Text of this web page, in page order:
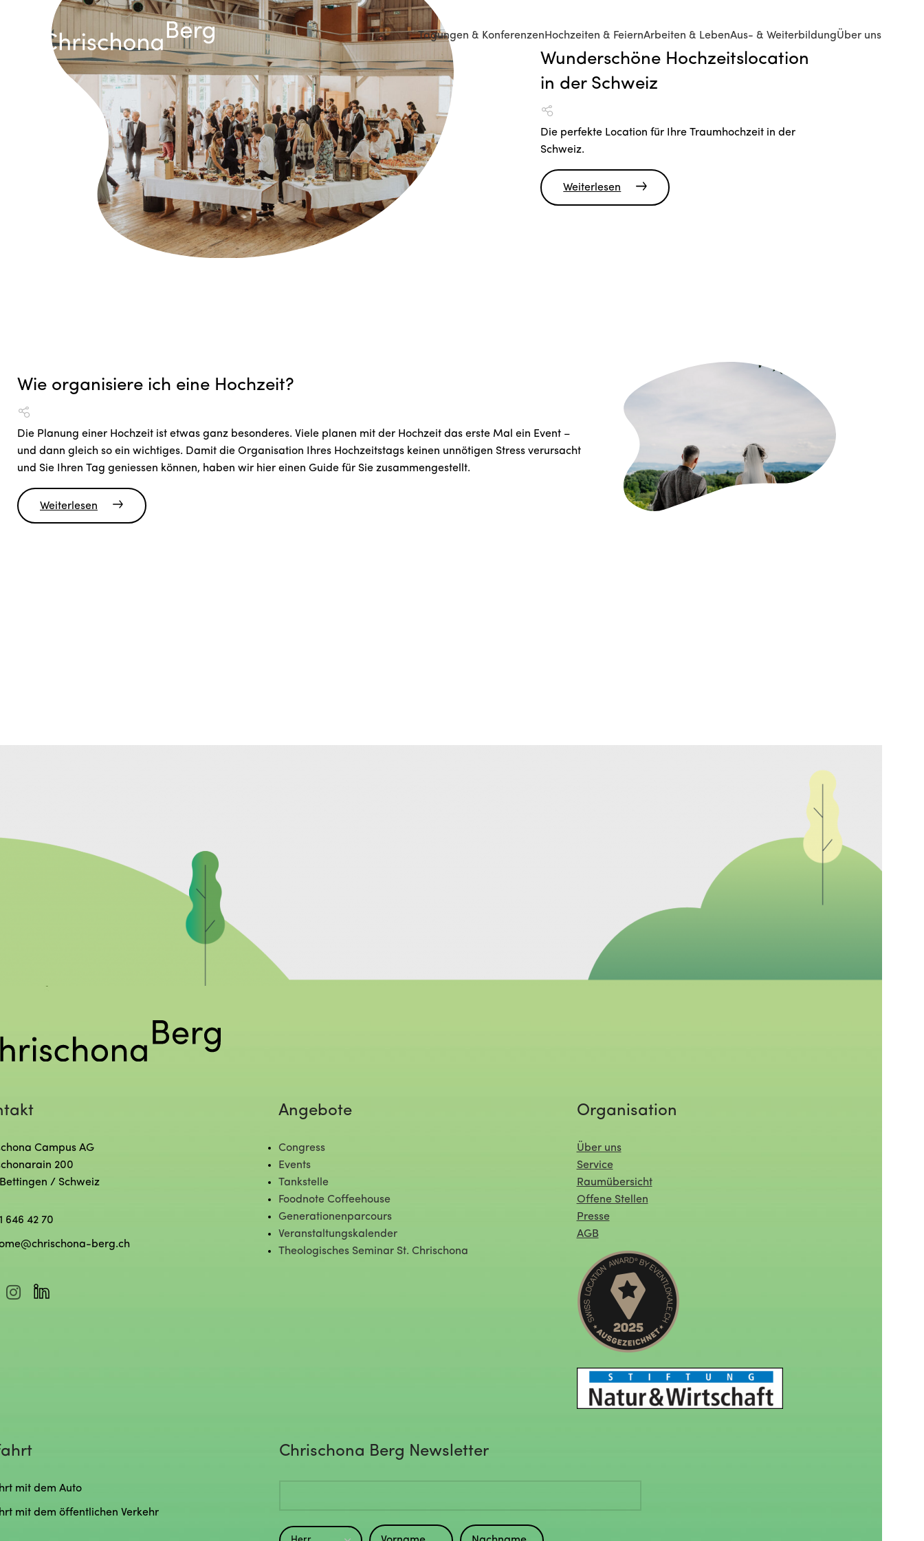
Tagungen & Konferenzen Hochzeiten & FeiernArbeiten & LebenAus- & WeiterbildungÜber uns
Wunderschöne Hochzeitslocation
in der Schweiz
Die perfekte Location für Ihre Traumhochzeit in der
Schweiz.
Weiterlesen
Wie organisiere ich eine Hochzeit?
Die Planung einer Hochzeit ist etwas ganz besonderes. Viele planen mit der Hochzeit das erste Mal ein Event –
und dann gleich so ein wichtiges. Damit die Organisation Ihres Hochzeitstags keinen unnötigen Stress verursacht
und Sie Ihren Tag geniessen können, haben wir hier einen Guide für Sie zusammengestellt.
Weiterlesen
Campus AG
200
Bettingen / Schweiz
646 42 70
berg.ch
Angebote
Congress
Events
Tankstelle
Foodnote Coffeehouse
Generationenparcours
Veranstaltungskalender
Theologisches Seminar St. Chrischona
Organisation
Über uns
Service
Raumübersicht
Offene Stellen
Presse
AGB
mit dem Auto
mit dem öffentlichen Verkehr
Chrischona Berg Newsletter